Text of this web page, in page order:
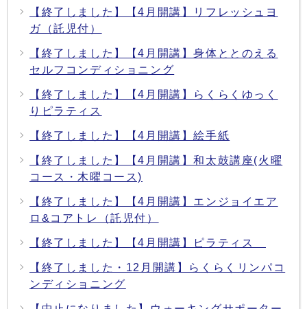
【終了しました】【4月開講】リフレッシュヨ
ガ（託児付）
【終了しました】【4月開講】身体ととのえる
セルフコンディショニング
【終了しました】【4月開講】らくらくゆっく
りピラティス
【終了しました】【4月開講】絵手紙
【終了しました】【4月開講】和太鼓講座(火曜
コース・木曜コース)
【終了しました】【4月開講】エンジョイエア
ロ&コアトレ（託児付）
【終了しました】【4月開講】ピラティス
【終了しました・12月開講】らくらくリンパコ
ンディショニング